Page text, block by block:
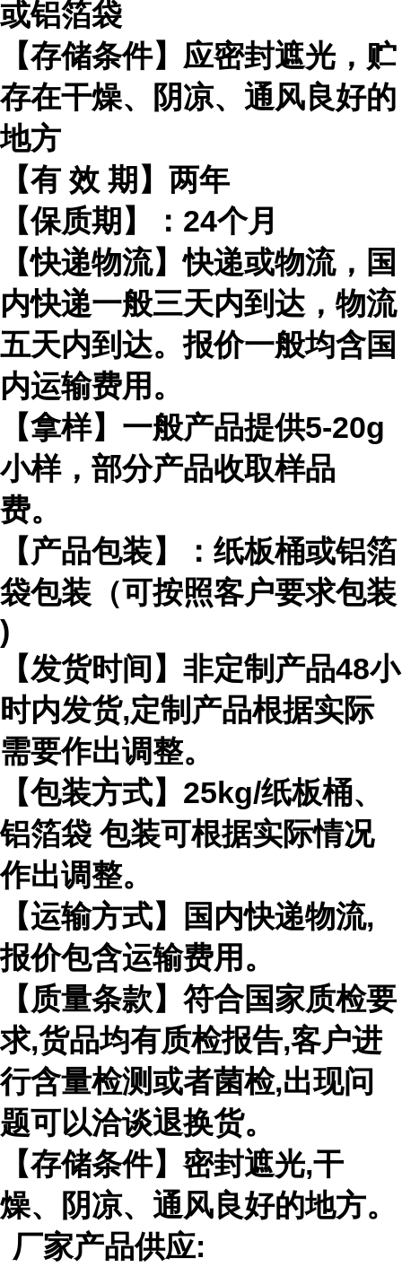
或铝箔袋
【存储条件】应密封遮光，贮
存在干燥、阴凉、通风良好的
地方
【有 效 期】两年
【保质期】： 24个月
【快递物流】快递或物流，国
内快递一般三天内到达，物流
五天内到达。报价一般均含国
内运输费用。
【拿样】一般产品提供5-20g
小样，部分产品收取样品
费。
【产品包装】：纸板桶或铝箔
袋包装（可按照客户要求包装
)
【发货时间】非定制产品48小
时内发货,定制产品根据实际
需要作出调整。
【包装方式】 25kg/纸板桶、
铝箔袋 包装可根据实际情况
作出调整。
【运输方式】国内快递物流,
报价包含运输费用。
【质量条款】符合国家质检要
求,货品均有质检报告,客户进
行含量检测或者菌检,出现问
题可以洽谈退换货。
【存储条件】密封遮光,干
燥、阴凉、通风良好的地方。
厂家产品供应: